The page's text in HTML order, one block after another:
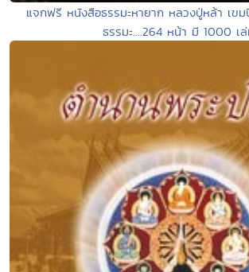
แจกฟรี หนังสือธรรมะหายาก หลวงปู่หล้า เข
ธรรมะ....264 หน้า มี 1000 เ